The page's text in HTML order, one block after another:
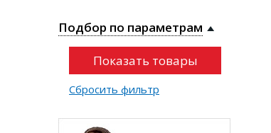
Подбор по параметрам
Сбросить фильтр